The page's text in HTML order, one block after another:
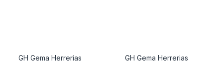
GH Gema Herrerias
GH Gema Herrerias